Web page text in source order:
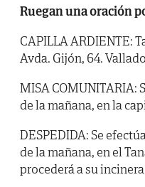
Ruegan una oración
CAPILLA ARDIENTE:
Avda. Gijón, 64.
MISA COMUNITARIA:
de la mañana, en la
DESPEDIDA: Se
de la mañana, en el
procederá a su